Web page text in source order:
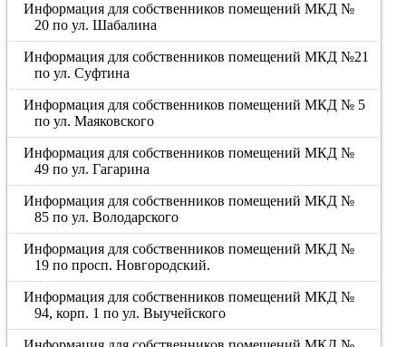
Информация для собственников помещений МКД №
20 по ул. Шабалина
Информация для собственников помещений МКД №21
по ул. Суфтина
Информация для собственников помещений МКД № 5
по ул. Маяковского
Информация для собственников помещений МКД №
49 по ул. Гагарина
Информация для собственников помещений МКД №
85 по ул. Володарского
Информация для собственников помещений МКД №
19 по просп. Новгородский.
Информация для собственников помещений МКД №
94, корп. 1 по ул. Выучейского